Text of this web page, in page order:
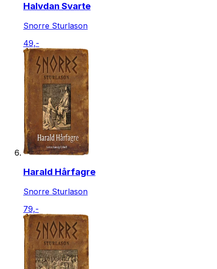
Halvdan Svarte
Snorre Sturlason
49,-
Harald Hårfagre
Snorre Sturlason
79,-